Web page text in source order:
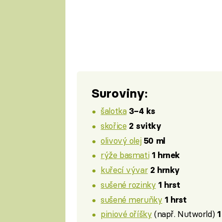
Suroviny:
šalotka 3–4 ks
skořice 2 svitky
olivový olej 50 ml
rýže basmati 1 hrnek
kuřecí vývar 2 hrnky
sušené rozinky 1 hrst
sušené meruňky 1 hrst
piniové oříšky (např. Nutworld)